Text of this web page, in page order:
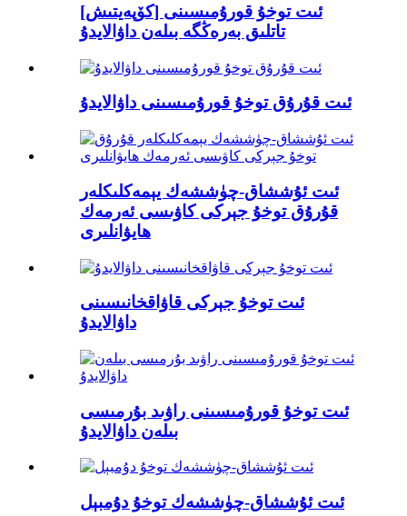
[كۆپەيتىش] ئىت توخۇ قورۇمىسىنى
تاتلىق بەرەڭگە بىلەن داۋالايدۇ
ئىت قۇرۇق توخۇ قورۇمىسىنى داۋالايدۇ
ئىت ئۇششاق-چۈششەك يېمەكلىكلەر
قۇرۇق توخۇ جېركى كاۋىسى ئەرمەك
ھايۋانلىرى
ئىت توخۇ جېركى قاۋاقخانىسىنى
داۋالايدۇ
ئىت توخۇ قورۇمىسىنى راۋىد بۇرمىسى
بىلەن داۋالايدۇ
ئىت ئۇششاق-چۈششەك توخۇ دۇمبېل